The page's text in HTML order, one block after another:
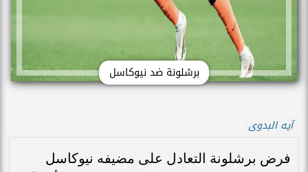
برشلونة ضد نيوكاسل
آيه البدوى
فرض برشلونة التعادل على مضيفه نيوكاسل